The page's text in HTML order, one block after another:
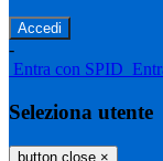
-
Entra con SPID
Seleziona utente
button close ×